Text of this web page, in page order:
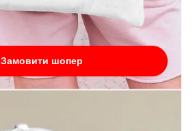
Замовити шопер